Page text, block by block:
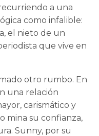
a una
como infalible:
el nieto de un
que vive en
otro rumbo. En
una relación
carismático y
mina su confianza,
Sunny, por su